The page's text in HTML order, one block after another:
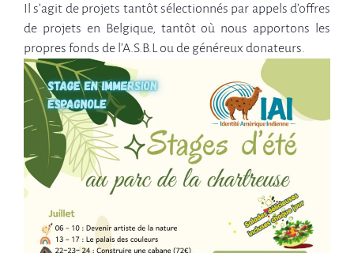
Il s’agit de projets tantôt sélectionnés par appels d’offres
de projets en Belgique, tantôt où nous apportons les
propres fonds de l’A.S.B.L ou de généreux donateurs.